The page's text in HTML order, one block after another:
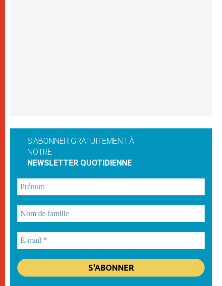
S'ABONNER GRATUITEMENT À
NOTRE
NEWSLETTER QUOTIDIENNE